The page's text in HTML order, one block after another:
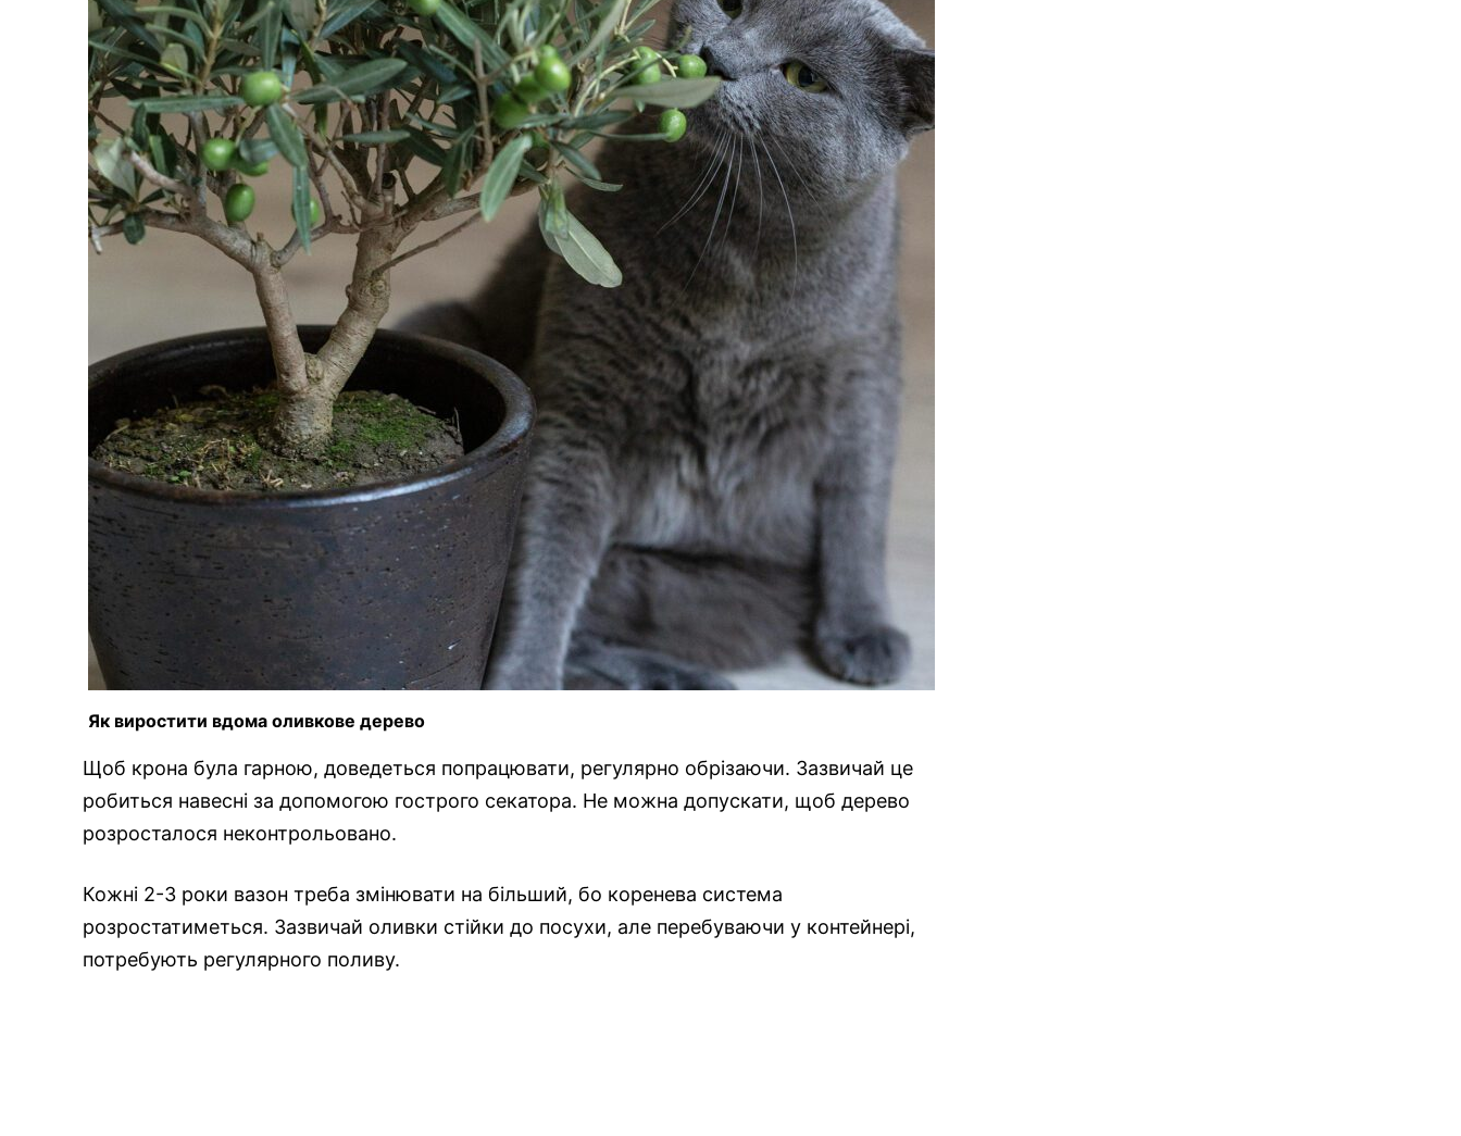
Як виростити вдома оливкове дерево
Щоб крона була гарною, доведеться попрацювати, регулярно обрізаючи. Зазвичай це
робиться навесні за допомогою гострого секатора. Не можна допускати, щоб дерево
розросталося неконтрольовано.
Кожні 2-3 роки вазон треба змінювати на більший, бо коренева система
розростатиметься. Зазвичай оливки стійки до посухи, але перебуваючи у контейнері,
потребують регулярного поливу.